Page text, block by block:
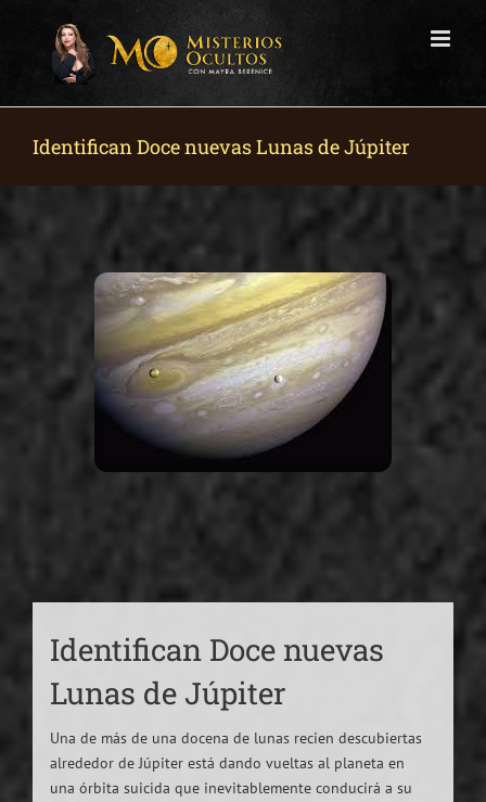
Identifican Doce nuevas Lunas de Júpiter
Identifican Doce nuevas
Lunas de Júpiter
Una de más de una docena de lunas recien descubiertas
alrededor de Júpiter está dando vueltas al planeta en
una órbita suicida que inevitablemente conducirá a su